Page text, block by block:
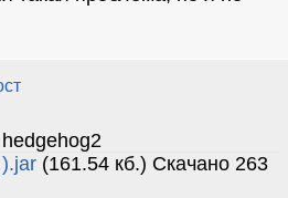
(161.54 кб.) Скачано 263